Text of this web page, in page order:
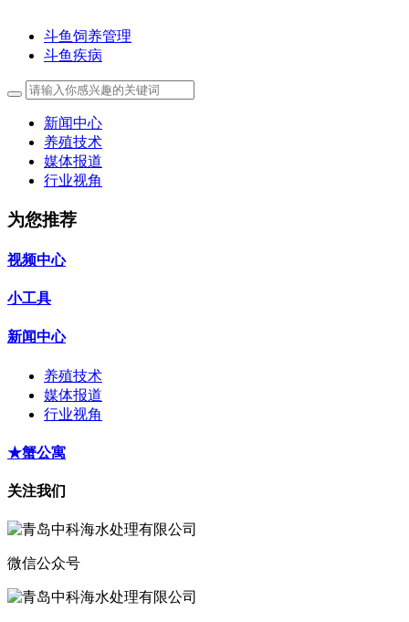
斗鱼饲养管理
斗鱼疾病
新闻中心
养殖技术
媒体报道
行业视角
为您推荐
视频中心
小工具
新闻中心
养殖技术
媒体报道
行业视角
★蟹公寓
关注我们
微信公众号